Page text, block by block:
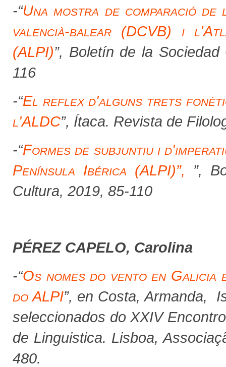
-“Una mostra de comparació
valencià-balear (DCVB) i
(ALPI)”, Boletín de la Sociedad
116
-“El reflex d'alguns trets
l'ALDC”, Ítaca. Revista de
-“Formes de subjuntiu i
Península Ibérica (ALPI)”, ”,
Cultura, 2019, 85-110
PÉREZ CAPELO, Carolina
-“Os nomes do vento en
do ALPI”, en Costa, Armanda,
seleccionados do XXIV
de Linguistica. Lisboa,
480.